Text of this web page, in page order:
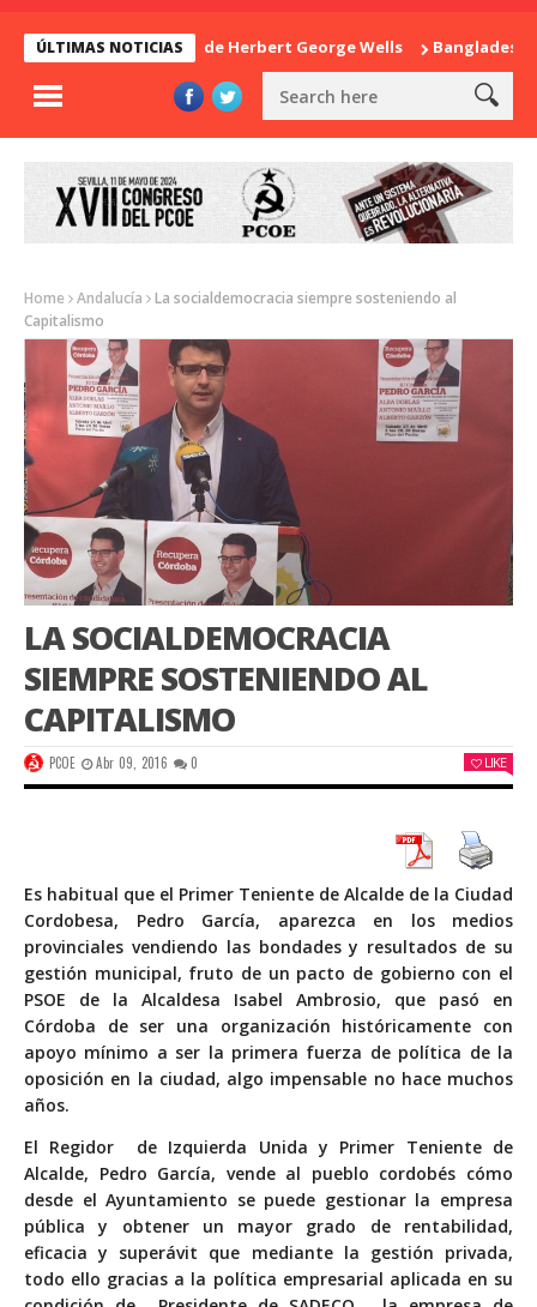
ÚLTIMAS NOTICIAS
La sorpresa de Herbert George Wells Bangladesh:
Home Andalucía
La socialdemocracia siempre sosteniendo al
Capitalismo
LA SOCIALDEMOCRACIA
SIEMPRE SOSTENIENDO AL
CAPITALISMO
PCOE Abr 09, 2016 0 LIKE
Es habitual que el Primer Teniente de Alcalde de la Ciudad
Cordobesa, Pedro García, aparezca en los medios
provinciales vendiendo las bondades y resultados de su
gestión municipal, fruto de un pacto de gobierno con el
PSOE de la Alcaldesa Isabel Ambrosio, que pasó en
Córdoba de ser una organización históricamente con
apoyo mínimo a ser la primera fuerza de política de la
oposición en la ciudad, algo impensable no hace muchos
años.
El Regidor de Izquierda Unida y Primer Teniente de
Alcalde, Pedro García, vende al pueblo cordobés cómo
desde el Ayuntamiento se puede gestionar la empresa
pública y obtener un mayor grado de rentabilidad,
eficacia y superávit que mediante la gestión privada,
todo ello gracias a la política empresarial aplicada en su